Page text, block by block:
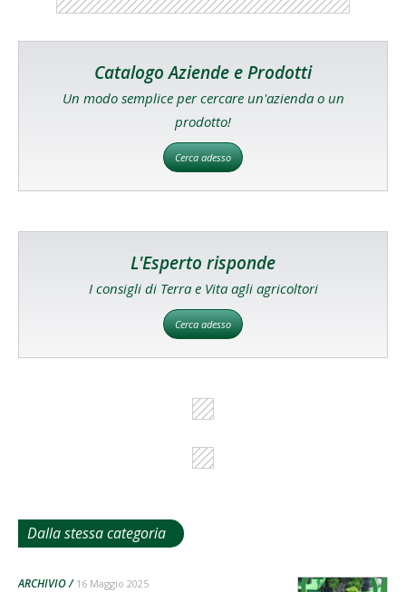
Catalogo Aziende e Prodotti
Un modo semplice per cercare un'azienda o un
prodotto!
Cerca adesso
L'Esperto risponde
I consigli di Terra e Vita agli agricoltori
Cerca adesso
Dalla stessa categoria
ARCHIVIO 16 Maggio 2025